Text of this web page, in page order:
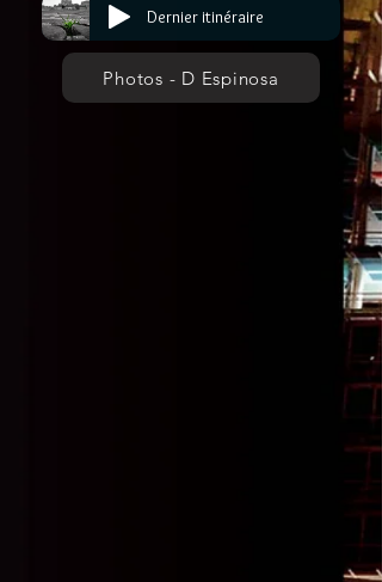
Dernier itinéraire
Photos - D Espinosa